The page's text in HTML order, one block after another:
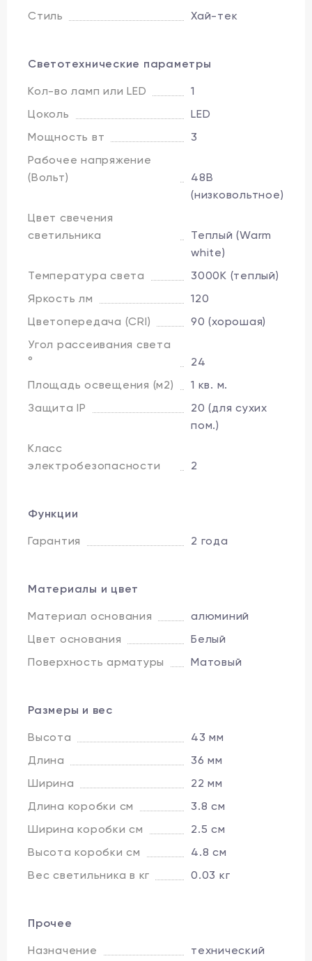
Стиль
Хай-тек
Светотехнические параметры
Кол-во ламп или LED
1
Цоколь
LED
Мощность вт
3
Рабочее напряжение
(Вольт)
48В
(низковольтное)
Цвет свечения
светильника
Теплый (Warm
white)
Температура света
3000K (теплый)
Яркость лм
120
Цветопередача (CRI)
90 (хорошая)
Угол рассеивания света
°
24
Площадь освещения (м2)
1 кв. м.
Защита IP
20 (для сухих
пом.)
Класс
электробезопасности
2
Функции
Гарантия 2 года
Материалы и цвет
Материал основания
алюминий
Цвет основания
Белый
Поверхность арматуры
Матовый
Размеры и вес
Высота
43 мм
Длина
36 мм
Ширина
22 мм
Длина коробки см
3.8 см
Ширина коробки см
2.5 см
Высота коробки см
4.8 см
Вес светильника в кг
0.03 кг
Прочее
Назначение технический